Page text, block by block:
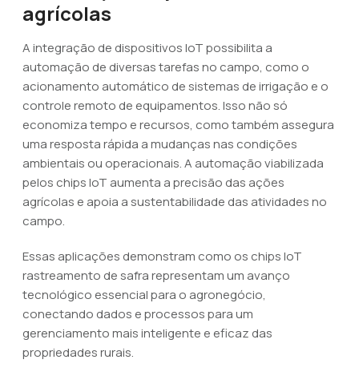
agrícolas
A integração de dispositivos IoT possibilita a
automação de diversas tarefas no campo, como o
acionamento automático de sistemas de irrigação e o
controle remoto de equipamentos. Isso não só
economiza tempo e recursos, como também assegura
uma resposta rápida a mudanças nas condições
ambientais ou operacionais. A automação viabilizada
pelos chips IoT aumenta a precisão das ações
agrícolas e apoia a sustentabilidade das atividades no
campo.
Essas aplicações demonstram como os chips IoT
rastreamento de safra representam um avanço
tecnológico essencial para o agronegócio,
conectando dados e processos para um
gerenciamento mais inteligente e eficaz das
propriedades rurais.